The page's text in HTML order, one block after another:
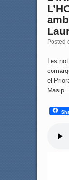
Posted
Les
el
Masip.